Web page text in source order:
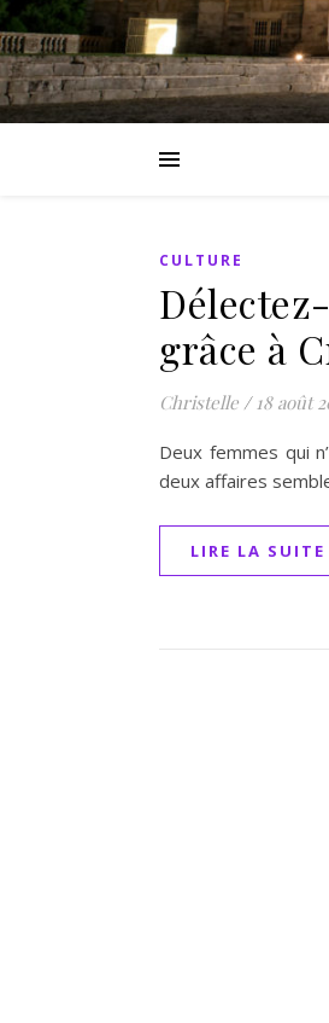
CULTURE
grâce à
Christelle / 18 août
Deux femmes qui
deux affaires
LIRE LA SUITE